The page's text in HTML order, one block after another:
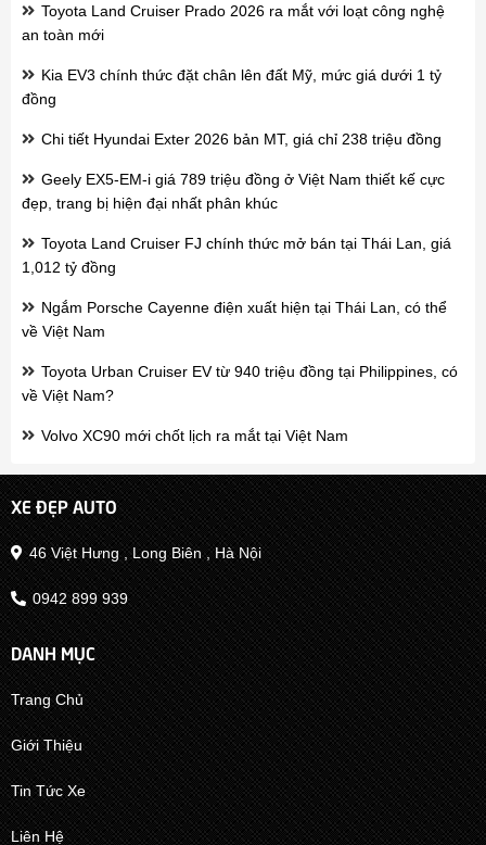
Toyota Land Cruiser Prado 2026 ra mắt với loạt công nghệ
an toàn mới
Kia EV3 chính thức đặt chân lên đất Mỹ, mức giá dưới 1 tỷ
đồng
Chi tiết Hyundai Exter 2026 bản MT, giá chỉ 238 triệu đồng
Geely EX5-EM-i giá 789 triệu đồng ở Việt Nam thiết kế cực
đẹp, trang bị hiện đại nhất phân khúc
Toyota Land Cruiser FJ chính thức mở bán tại Thái Lan, giá
1,012 tỷ đồng
Ngắm Porsche Cayenne điện xuất hiện tại Thái Lan, có thể
về Việt Nam
Toyota Urban Cruiser EV từ 940 triệu đồng tại Philippines, có
về Việt Nam?
Volvo XC90 mới chốt lịch ra mắt tại Việt Nam
XE ĐẸP AUTO
46 Việt Hưng , Long Biên , Hà Nội
0942 899 939
DANH MỤC
Trang Chủ
Giới Thiệu
Tin Tức Xe
Liên Hệ